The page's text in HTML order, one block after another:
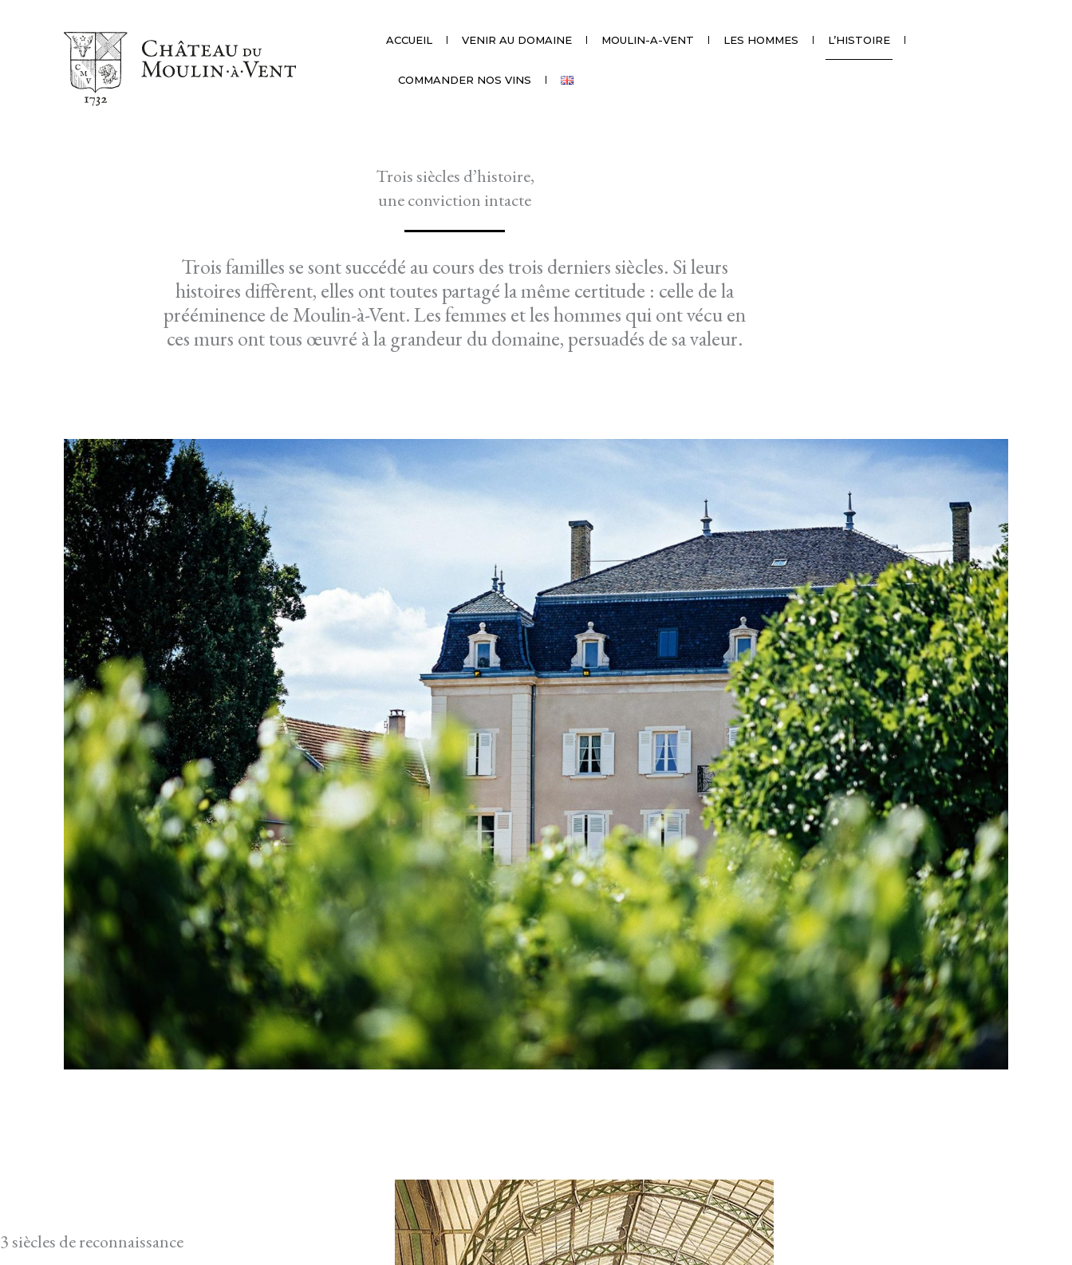
ACCUEIL VENIR AU DOMAINE MOULIN-A-VENT LES HOMMES L’HISTOIRE
COMMANDER NOS VINS
Trois siècles d’histoire,
une conviction intacte
Trois familles se sont succédé au cours des trois derniers siècles. Si leurs
histoires diffèrent, elles ont toutes partagé la même certitude : celle de la
prééminence de Moulin-à-Vent. Les femmes et les hommes qui ont vécu en
ces murs ont tous œuvré à la grandeur du domaine, persuadés de sa valeur.
3 siècles de reconnaissance